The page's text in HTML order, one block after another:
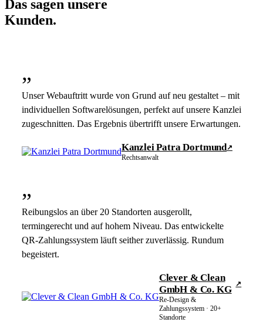
Das sagen unsere
Kunden.
”
Unser Webauftritt wurde von Grund auf neu gestaltet – mit
individuellen Softwarelösungen, perfekt auf unsere Kanzlei
zugeschnitten. Das Ergebnis übertrifft unsere Erwartungen.
Kanzlei Patra Dortmund↗
Rechtsanwalt
”
Reibungslos an über 20 Standorten ausgerollt,
termingerecht und auf hohem Niveau. Das entwickelte
QR-Zahlungssystem läuft seither zuverlässig. Rundum
begeistert.
Clever & Clean
GmbH & Co. KG ↗
Re-Design &
Zahlungssystem · 20+
Standorte